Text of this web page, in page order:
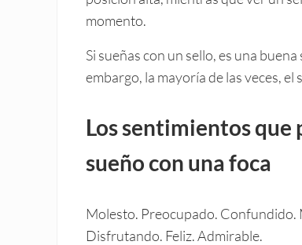
momento.
Si sueñas con un sello, es una
embargo, la mayoría de las veces,
Los sentimientos
sueño con una foca
Molesto. Preocupado.
Disfrutando. Feliz. Admirable.